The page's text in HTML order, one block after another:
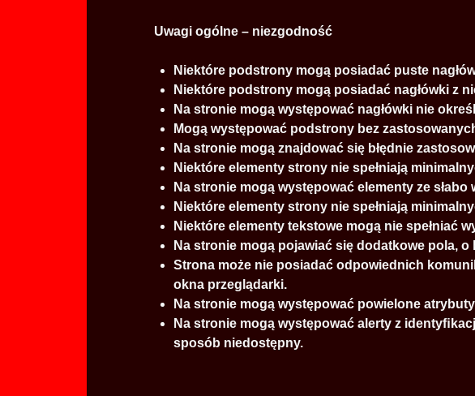
Uwagi ogólne – niezgodność
Niektóre podstrony mogą posiadać puste
Niektóre podstrony mogą posiadać nagłówki z
Na stronie mogą występować nagłówki nie
Mogą występować podstrony bez
Na stronie mogą znajdować się błędnie
Niektóre elementy strony nie spełniają
Na stronie mogą występować elementy ze
Niektóre elementy strony nie spełniają
Niektóre elementy tekstowe mogą nie spełniać
Na stronie mogą pojawiać się dodatkowe pola,
Strona może nie posiadać odpowiednich
okna przeglądarki.
Na stronie mogą występować powielone
Na stronie mogą występować alerty z
sposób niedostępny.